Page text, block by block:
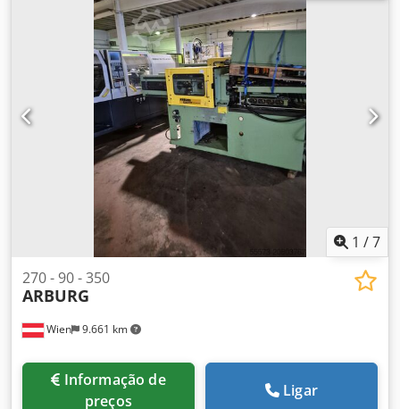
1 /7
Wien 9.661 km
270 - 90 - 350
ARBURG
preços
Ligar